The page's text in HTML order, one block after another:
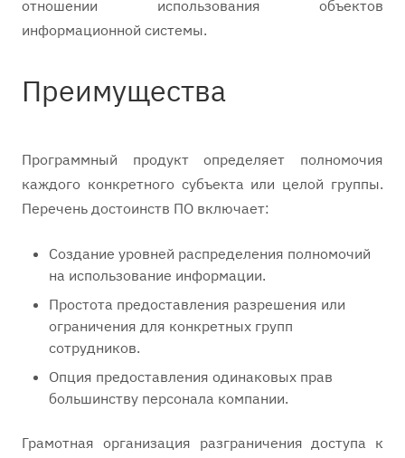
отношении использования объектов
информационной системы.
Преимущества
Программный продукт определяет полномочия
каждого конкретного субъекта или целой группы.
Перечень достоинств ПО включает:
Создание уровней распределения полномочий
на использование информации.
Простота предоставления разрешения или
ограничения для конкретных групп
сотрудников.
Опция предоставления одинаковых прав
большинству персонала компании.
Грамотная организация разграничения доступа к